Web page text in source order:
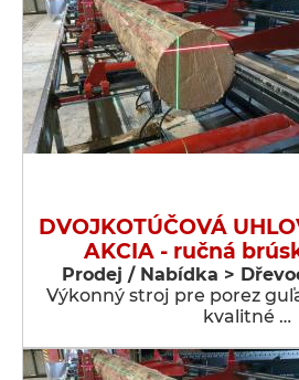
DVOJKOTÚČOVÁ
AKCIA - ručná
Prodej / Nabídka >
Výkonný stroj pre porez
kvalitné …